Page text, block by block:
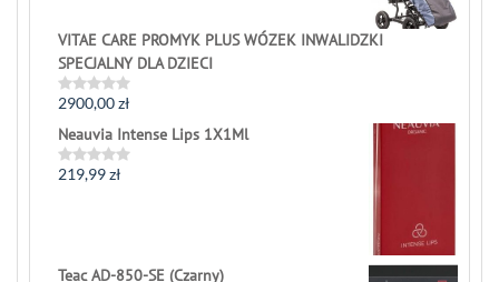
VITAE CARE PROMYK PLUS WÓZEK INWALIDZKI
SPECJALNY DLA DZIECI
Rated
out
of
5
2900,00zł
Neauvia Intense Lips 1X1Ml
Rated
219,99zł
Teac AD-850-SE (Czarny)